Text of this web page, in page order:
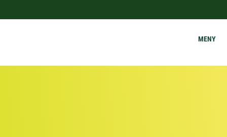
MENY